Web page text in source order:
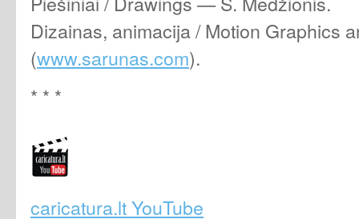
Dizainas, animacija / Motion Graphics
(www.sarunas.com).
* * *
caricatura.lt YouTube